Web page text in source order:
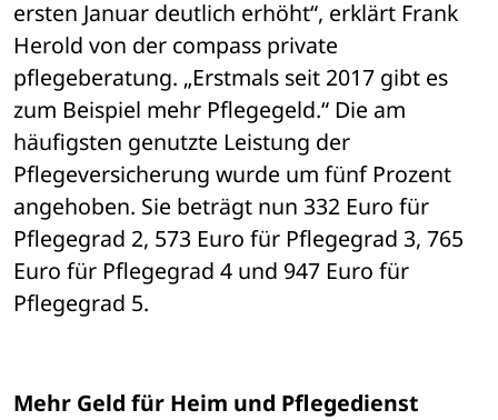
ersten Januar deutlich erhöht“, erklärt Frank
Herold von der compass private
pflegeberatung. „Erstmals seit 2017 gibt es
zum Beispiel mehr Pflegegeld.“ Die am
häufigsten genutzte Leistung der
Pflegeversicherung wurde um fünf Prozent
angehoben. Sie beträgt nun 332 Euro für
Pflegegrad 2, 573 Euro für Pflegegrad 3, 765
Euro für Pflegegrad 4 und 947 Euro für
Pflegegrad 5.
Mehr Geld für Heim und Pflegedienst